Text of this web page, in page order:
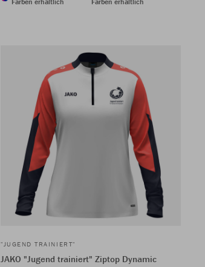
"JUGEND TRAINIERT"
JAKO "Jugend trainiert" Ziptop Dynamic